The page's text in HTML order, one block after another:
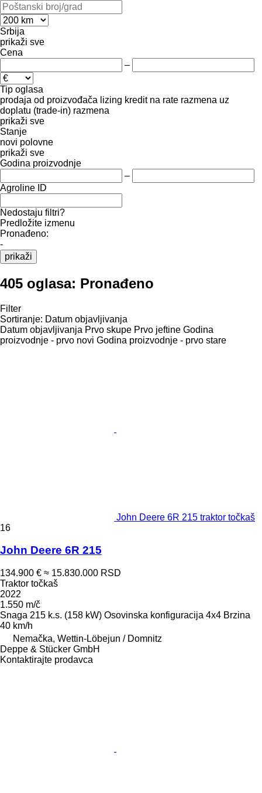
Srbija
prikaži sve
Cena
–
Tip oglasa
prodaja od proizvođača lizing kredit na rate razmena uz
doplatu (trade-in) razmena
prikaži sve
Stanje
novi polovne
prikaži sve
Godina proizvodnje
–
Agroline ID
Nedostaju filtri?
Predložite izmenu
Pronađeno:
-
prikaži
405 oglasa: Pronađeno
Filter
Sortiranje: Datum objavljivanja
Datum objavljivanja Prvo skupe Prvo jeftine Godina
proizvodnje - prvo novi Godina proizvodnje - prvo stare
John Deere 6R 215 traktor točkaš
16
John Deere 6R 215
134.900 € ≈ 15.830.000 RSD
Traktor točkaš
2022
1.550 m/č
Snaga 215 k.s. (158 kW) Osovinska konfiguracija 4x4 Brzina
40 km/h
Nemačka, Wettin-Löbejun / Domnitz
Deppe & Stücker GmbH
Kontaktirajte prodavca